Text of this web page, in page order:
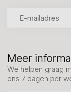
Meer
We helpen graag
ons 7 dagen per